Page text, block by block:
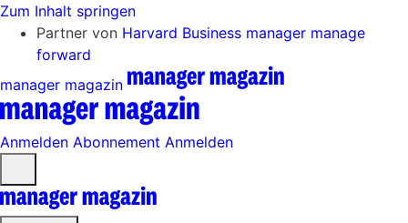
Zum Inhalt springen
Partner von Harvard Business manager manage
forward
manager magazin
Anmelden Abonnement Anmelden
öffnen